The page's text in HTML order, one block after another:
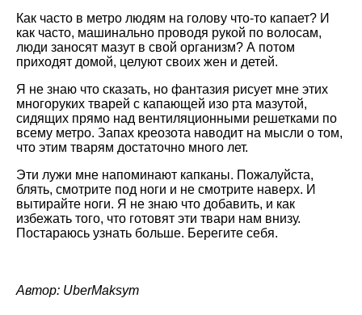
Как часто в метро людям на голову что-то капает? И
как часто, машинально проводя рукой по волосам,
люди заносят мазут в свой организм? А потом
приходят домой, целуют своих жен и детей.
Я не знаю что сказать, но фантазия рисует мне этих
многоруких тварей с капающей изо рта мазутой,
сидящих прямо над вентиляционными решетками по
всему метро. Запах креозота наводит на мысли о том,
что этим тварям достаточно много лет.
Эти лужи мне напоминают капканы. Пожалуйста,
блять, смотрите под ноги и не смотрите наверх. И
вытирайте ноги. Я не знаю что добавить, и как
избежать того, что готовят эти твари нам внизу.
Постараюсь узнать больше. Берегите себя.
Автор: UberMaksym